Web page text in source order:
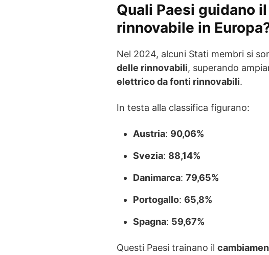
Quali Paesi guidano
rinnovabile in
Nel 2024, alcuni Stati membri si
delle rinnovabili, superando
elettrico da fonti rinnovabili.
In testa alla classifica figurano:
Austria: 90,06%
Svezia: 88,14%
Danimarca: 79,65%
Portogallo: 65,8%
Spagna: 59,67%
Questi Paesi trainano il